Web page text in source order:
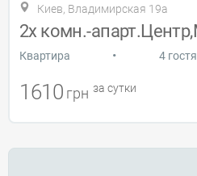
Киев, Владимирская 19а
Квартира • 4 гостя
1610 грн за сутки